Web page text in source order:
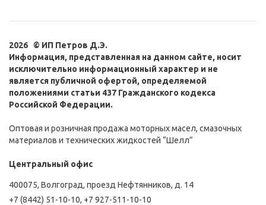
2026 © ИП Петров Д.Э.
Информация, представленная на данном сайте, носит
исключительно информационный характер и не
является публичной офертой, определяемой
положениями статьи 437 Гражданского кодекса
Российской Федерации.
Оптовая и розничная продажа моторных масел, смазочных
материалов и технических жидкостей “Шелл”
Центральный офис
400075, Волгоград, проезд Нефтянников, д. 14
+7 (8442) 51-10-10, +7 927-511-10-10